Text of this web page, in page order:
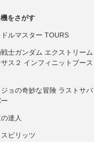
をさがす
ルマスター TOURS
士ガンダム エクストリーム
ス２ インフィニットブース
ョの奇妙な冒険 ラストサバ
達人
ピリッツ